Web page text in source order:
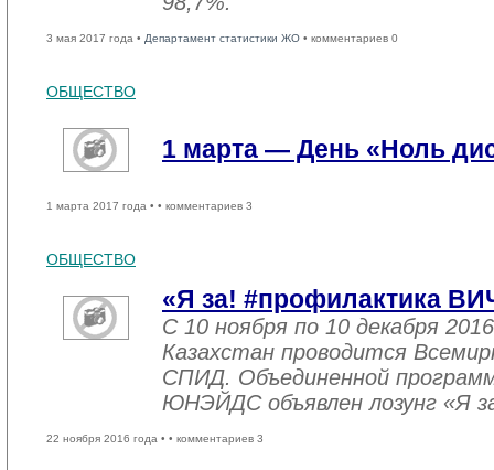
3 мая 2017 года • Департамент статистики ЖО • комментариев 0
ОБЩЕСТВО
1 марта — День «Ноль
1 марта 2017 года • • комментариев 3
ОБЩЕСТВО
«Я за! #профилактика
С 10 ноября по 10 декабря
Казахстан проводится
СПИД. Объединенной
ЮНЭЙДС объявлен лозунг «Я
22 ноября 2016 года • • комментариев 3